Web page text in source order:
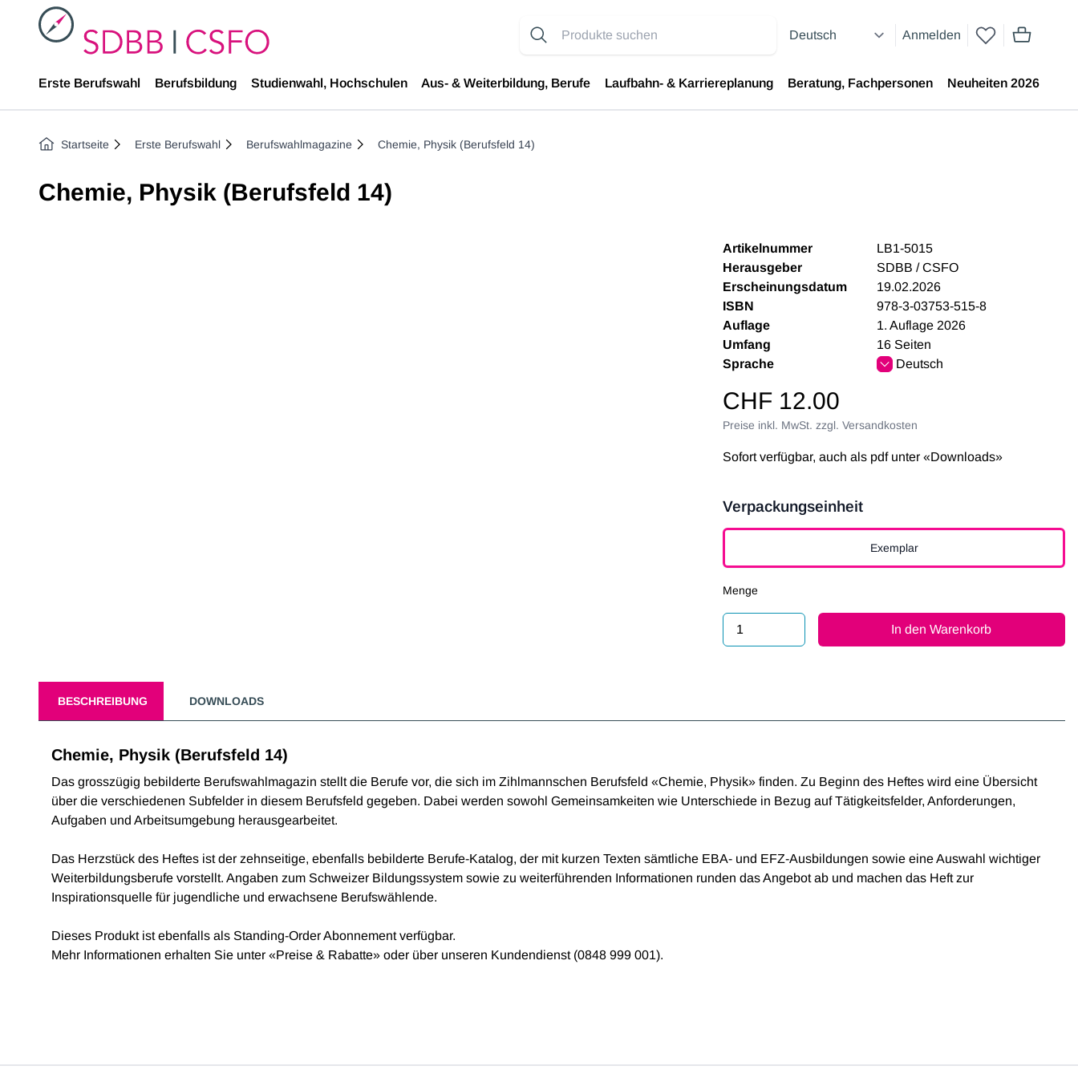
SDBB
Anmelden
Artikel im
Erste Berufswahl Berufsbildung Studienwahl, Hochschulen Aus- & Weiterbildung, Berufe Laufbahn- & Karriereplanung Beratung, Fachpersonen Neuheiten 2026
Startseite Erste Berufswahl Berufswahlmagazine Chemie, Physik (Berufsfeld 14)
Chemie, Physik (Berufsfeld 14)
Artikelnummer
LB1-5015
Herausgeber
SDBB / CSFO
Erscheinungsdatum
19.02.2026
ISBN
978-3-03753-515-8
Auflage
1. Auflage 2026
Umfang
16 Seiten
Sprache
Deutsch
CHF 12.00
Preise inkl. MwSt. zzgl. Versandkosten
Sofort verfügbar, auch als pdf unter «Downloads»
Verpackungseinheit
Verpackungseinheit
Exemplar
Menge
In den Warenkorb
BESCHREIBUNG DOWNLOADS
Chemie, Physik (Berufsfeld 14)
Das grosszügig bebilderte Berufswahlmagazin stellt die Berufe vor, die sich im Zihlmannschen Berufsfeld «Chemie, Physik» finden. Zu Beginn des Heftes wird eine Übersicht
über die verschiedenen Subfelder in diesem Berufsfeld gegeben. Dabei werden sowohl Gemeinsamkeiten wie Unterschiede in Bezug auf Tätigkeitsfelder, Anforderungen,
Aufgaben und Arbeitsumgebung herausgearbeitet.
Das Herzstück des Heftes ist der zehnseitige, ebenfalls bebilderte Berufe-Katalog, der mit kurzen Texten sämtliche EBA- und EFZ-Ausbildungen sowie eine Auswahl wichtiger
Weiterbildungsberufe vorstellt. Angaben zum Schweizer Bildungssystem sowie zu weiterführenden Informationen runden das Angebot ab und machen das Heft zur
Inspirationsquelle für jugendliche und erwachsene Berufswählende.
Dieses Produkt ist ebenfalls als Standing-Order Abonnement verfügbar.
Mehr Informationen erhalten Sie unter «Preise & Rabatte» oder über unseren Kundendienst (0848 999 001).